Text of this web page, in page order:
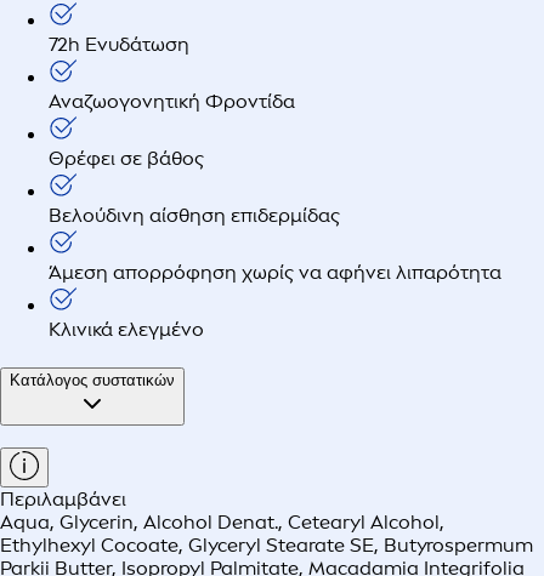
72h Ενυδάτωση
Αναζωογονητική Φροντίδα
Θρέφει σε βάθος
Βελούδινη αίσθηση επιδερμίδας
Άμεση απορρόφηση χωρίς να αφήνει λιπαρότητα
Κλινικά ελεγμένο
Κατάλογος συστατικών
Περιλαμβάνει
Aqua, Glycerin, Alcohol Denat., Cetearyl Alcohol,
Ethylhexyl Cocoate, Glyceryl Stearate SE, Butyrospermum
Parkii Butter, Isopropyl Palmitate, Macadamia Integrifolia